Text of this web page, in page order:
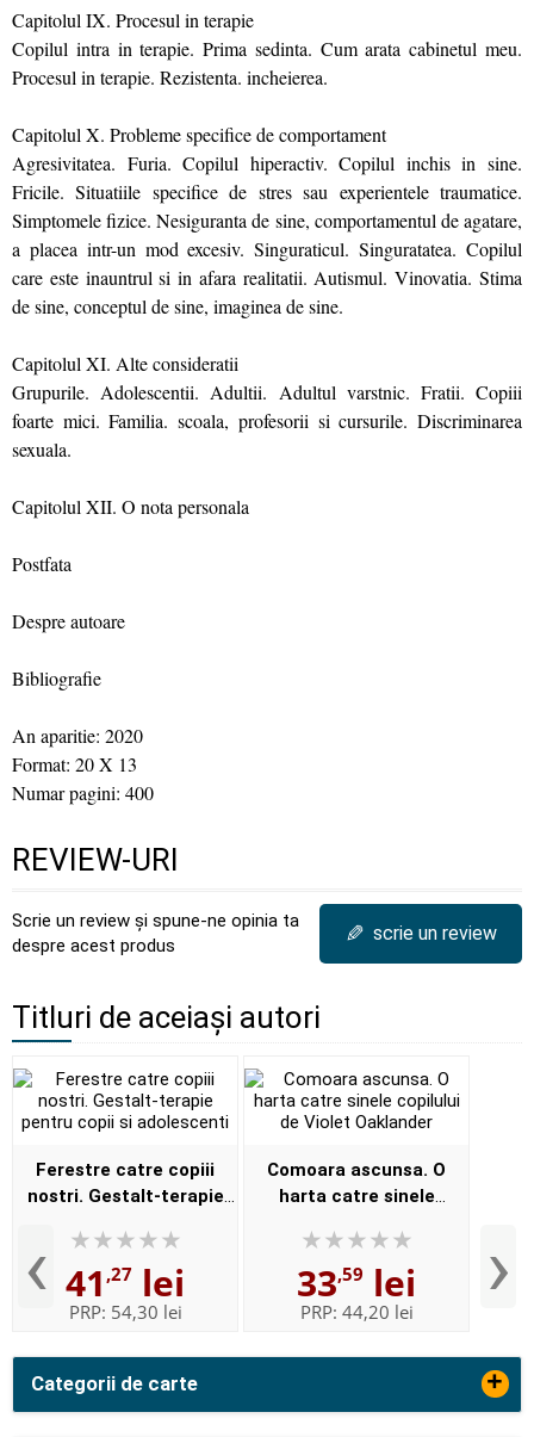
Categorii de carte +
Capitolul IX. Procesul in terapie
Copilul intra in terapie. Prima sedinta. Cum arata cabinetul meu.
Procesul in terapie. Rezistenta. incheierea.
Capitolul X. Probleme specifice de comportament
Agresivitatea. Furia. Copilul hiperactiv. Copilul inchis in sine.
Fricile. Situatiile specifice de stres sau experientele traumatice.
Simptomele fizice. Nesiguranta de sine, comportamentul de agatare,
a placea intr-un mod excesiv. Singuraticul. Singuratatea. Copilul
care este inauntrul si in afara realitatii. Autismul. Vinovatia. Stima
de sine, conceptul de sine, imaginea de sine.
Capitolul XI. Alte consideratii
Grupurile. Adolescentii. Adultii. Adultul varstnic. Fratii. Copiii
foarte mici. Familia. scoala, profesorii si cursurile. Discriminarea
sexuala.
Capitolul XII. O nota personala
Postfata
Despre autoare
Bibliografie
An aparitie: 2020
Format: 20 X 13
Numar pagini: 400
REVIEW-URI
Scrie un review și spune-ne opinia ta
despre acest produs
✎ scrie un review
Titluri de aceiași autori
‹
Ferestre catre copiii
nostri. Gestalt-terapie
adolescenti
41 ,27 lei
PRP: 54,30 lei
Comoara ascunsa. O
harta catre sinele
Oaklander
33,59 lei
PRP: 44,20 lei ›